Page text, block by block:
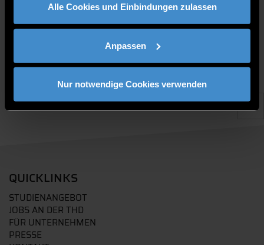
Alle Cookies und Einbindungen zulassen
Anpassen
Nur notwendige Cookies verwenden
PUBLIKATIONEN
QUICKLINKS
STUDIENANGEBOT
JOBS AN DER THD
FÜR UNTERNEHMEN
PRESSE